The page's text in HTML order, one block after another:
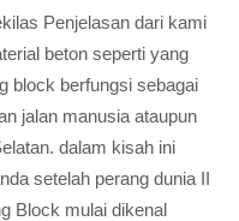
Penjelasan dari kami
beton seperti yang
block berfungsi sebagai
jalan manusia ataupun
dalam kisah ini
setelah perang dunia II
Block mulai dikenal